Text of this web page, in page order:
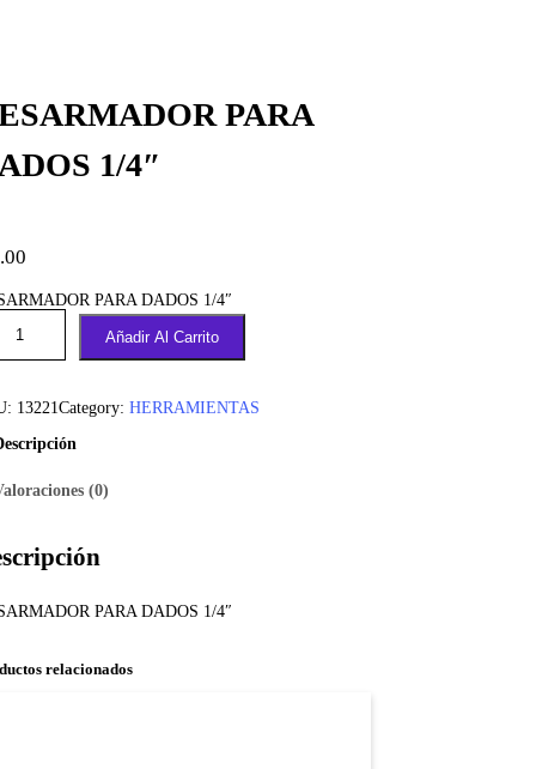
PARA
1/4″
PARA DADOS 1/4″
Añadir Al Carrito
13221Category: HERRAMIENTAS
(0)
PARA DADOS 1/4″
relacionados